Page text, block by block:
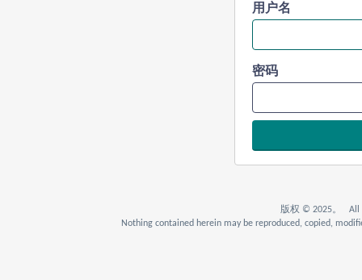
用户名
密码
版权 © 2025。 All
Nothing contained herein may be reproduced, copied,